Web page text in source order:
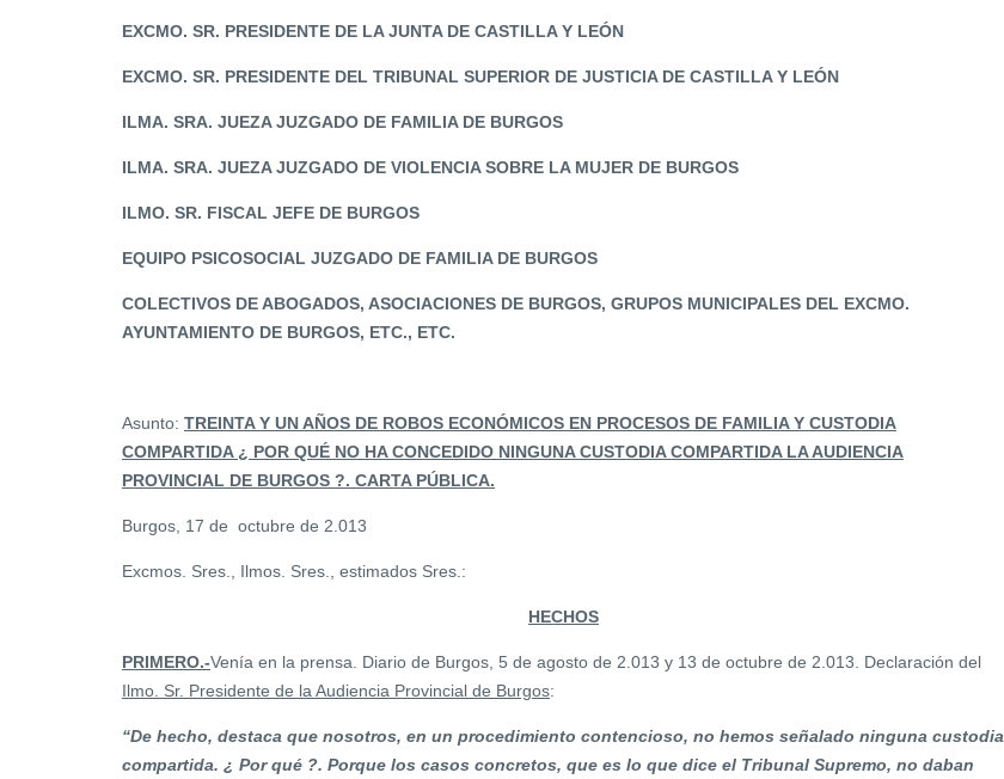
EXCMO. SR. PRESIDENTE DE LA JUNTA DE CASTILLA Y LEÓN
EXCMO. SR. PRESIDENTE DEL TRIBUNAL SUPERIOR DE JUSTICIA DE CASTILLA Y LEÓN
ILMA. SRA. JUEZA JUZGADO DE FAMILIA DE BURGOS
ILMA. SRA. JUEZA JUZGADO DE VIOLENCIA SOBRE LA MUJER DE BURGOS
ILMO. SR. FISCAL JEFE DE BURGOS
EQUIPO PSICOSOCIAL JUZGADO DE FAMILIA DE BURGOS
COLECTIVOS DE ABOGADOS, ASOCIACIONES DE BURGOS, GRUPOS MUNICIPALES DEL EXCMO.
AYUNTAMIENTO DE BURGOS, ETC., ETC.
Asunto: TREINTA Y UN AÑOS DE ROBOS ECONÓMICOS EN PROCESOS DE FAMILIA Y CUSTODIA
COMPARTIDA ¿ POR QUÉ NO HA CONCEDIDO NINGUNA CUSTODIA COMPARTIDA LA AUDIENCIA
PROVINCIAL DE BURGOS ?. CARTA PÚBLICA.
Burgos, 17 de octubre de 2.013
Excmos. Sres., Ilmos. Sres., estimados Sres.:
HECHOS
PRIMERO.-Venía en la prensa. Diario de Burgos, 5 de agosto de 2.013 y 13 de octubre de 2.013. Declaración del
Ilmo. Sr. Presidente de la Audiencia Provincial de Burgos:
“De hecho, destaca que nosotros, en un procedimiento contencioso, no hemos señalado ninguna custodia
compartida. ¿ Por qué ?. Porque los casos concretos, que es lo que dice el Tribunal Supremo, no daban